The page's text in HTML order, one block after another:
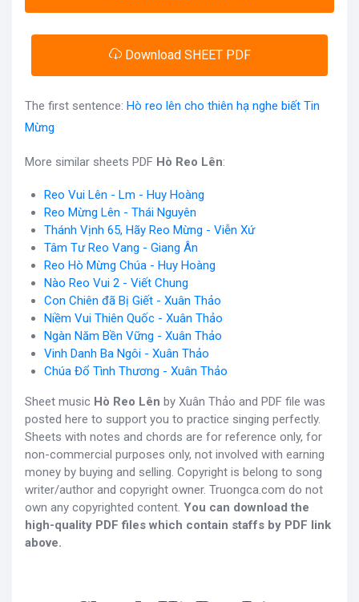
Download SHEET PDF
The first sentence: Hò reo lên cho thiên hạ nghe biết Tin
Mừng
More similar sheets PDF Hò Reo Lên:
Reo Vui Lên - Lm - Huy Hoàng
Reo Mừng Lên - Thái Nguyên
Thánh Vịnh 65, Hãy Reo Mừng - Viễn Xứ
Tâm Tư Reo Vang - Giang Ân
Reo Hò Mừng Chúa - Huy Hoàng
Nào Reo Vui 2 - Viết Chung
Con Chiên đã Bị Giết - Xuân Thảo
Niềm Vui Thiên Quốc - Xuân Thảo
Ngàn Năm Bền Vững - Xuân Thảo
Vinh Danh Ba Ngôi - Xuân Thảo
Chúa Đổ Tình Thương - Xuân Thảo
Sheet music Hò Reo Lên by Xuân Thảo and PDF file was
posted here to support you to practice singing perfectly.
Sheets with notes and chords are for reference only, for
non-commercial purposes only, not involved with earning
money by buying and selling. Copyright is belong to song
writer/author and copyright owner. Truongca.com do not
own any copyrighted content. You can download the
high-quality PDF files which contain staffs by PDF link
above.